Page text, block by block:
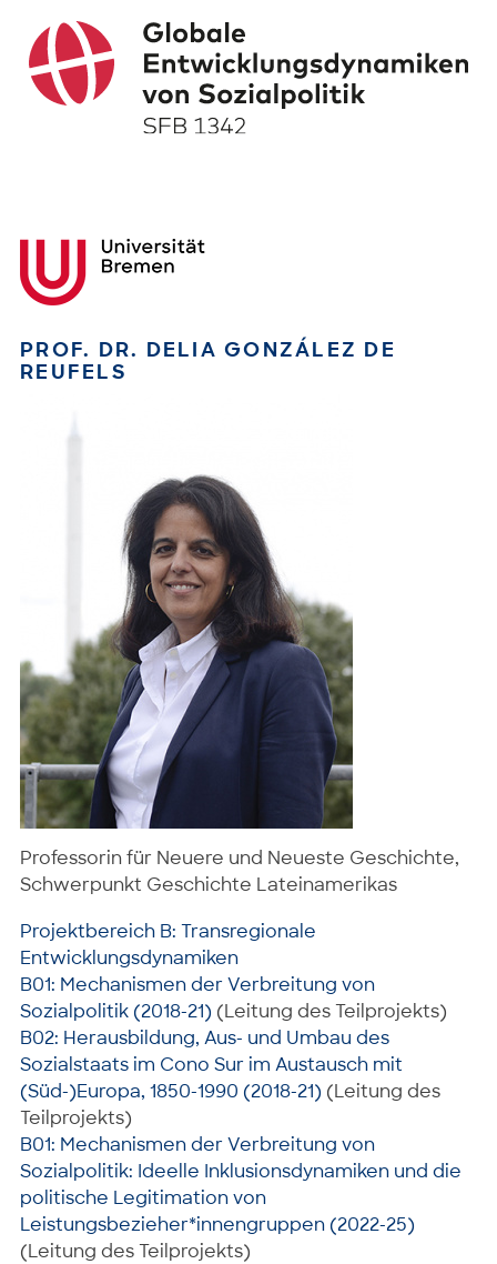
PROF. DR. DELIA GONZÁLEZ DE
REUFELS
Professorin für Neuere und Neueste Geschichte,
Schwerpunkt Geschichte Lateinamerikas
Projektbereich B: Transregionale
Entwicklungsdynamiken
B01: Mechanismen der Verbreitung von
Sozialpolitik (2018-21) (Leitung des Teilprojekts)
B02: Herausbildung, Aus- und Umbau des
Sozialstaats im Cono Sur im Austausch mit
(Süd-)Europa, 1850-1990 (2018-21) (Leitung des
Teilprojekts)
B01: Mechanismen der Verbreitung von
Sozialpolitik: Ideelle Inklusionsdynamiken und die
politische Legitimation von
Leistungsbezieher*innengruppen (2022-25)
(Leitung des Teilprojekts)